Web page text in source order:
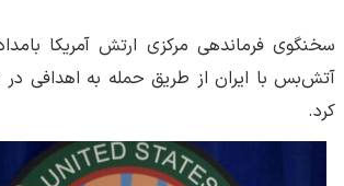
سخنگوی فرماندهی مرکزی ارتش آمریکا
آتش‌بس با ایران از طریق حمله به اهدافی
کرد.